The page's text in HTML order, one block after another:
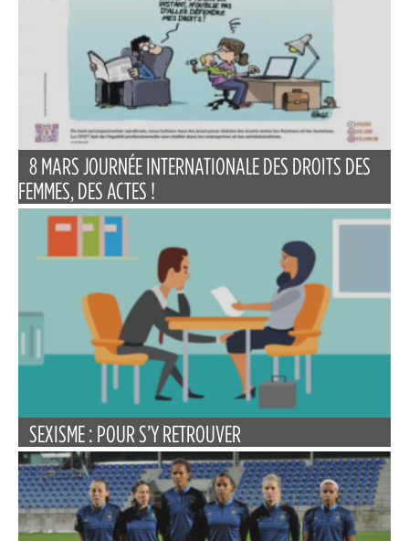
8 MARS JOURNÉE INTERNATIONALE DES DROITS DES
FEMMES, DES ACTES !
SEXISME : POUR S’Y RETROUVER